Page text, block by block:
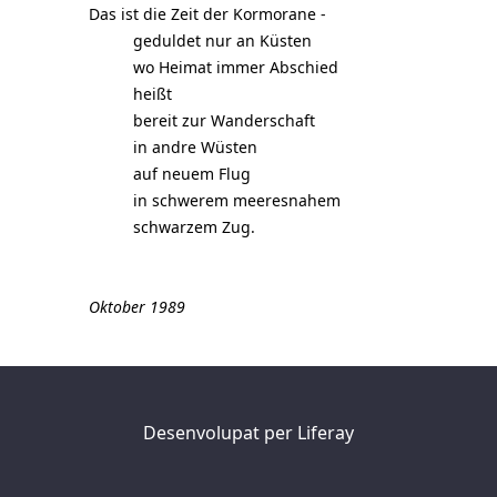
Das ist die Zeit der Kormorane -
geduldet nur an Küsten
wo Heimat immer Abschied
heißt
bereit zur Wanderschaft
in andre Wüsten
auf neuem Flug
in schwerem meeresnahem
schwarzem Zug.
Oktober 1989
Desenvolupat per Liferay